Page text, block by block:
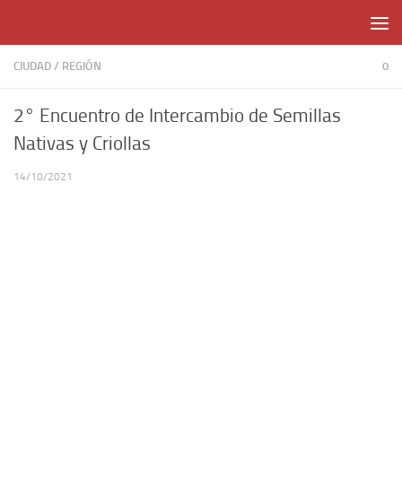
CIUDAD / REGIÓN 0
2° Encuentro de Intercambio de Semillas
Nativas y Criollas
14/10/2021